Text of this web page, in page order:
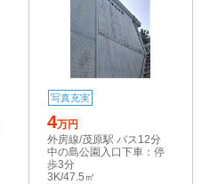
写真充実
4万円
外房線/茂原駅 バス12分
中の島公園入口下車：停
歩3分
3K/47.5㎡